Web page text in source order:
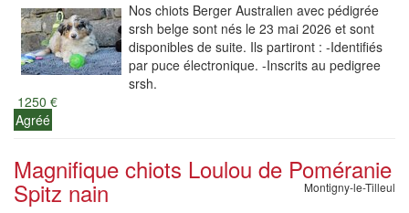
Nos chiots Berger Australien avec pédigrée
srsh belge sont nés le 23 mai 2026 et sont
disponibles de suite. Ils partiront : -Identifiés
par puce électronique. -Inscrits au pedigree
srsh.
1250 €
Agréé
Magnifique chiots Loulou de Poméranie
Spitz nain Montigny-le-Tilleul